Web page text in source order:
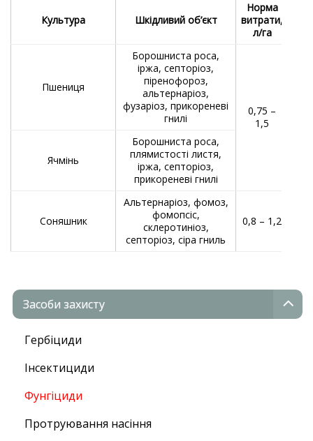
Засоби захисту
Гербіциди
Інсектициди
Фунгіциди
Протруювання насіння
Культура Шкідливий об’єкт
Норма
витрати,
л/га
Пшениця
Борошниста роса,
іржа, септоріоз,
піренофороз,
альтернаріоз,
фузаріоз, прикореневі
гнилі
0,75 –
1,5
Ячмінь
Борошниста роса,
плямистості листя,
іржа, септоріоз,
прикореневі гнилі
Соняшник
Альтернаріоз, фомоз,
фомопсіс,
склеротиніоз,
септоріоз, сіра гниль
0,8 – 1,2